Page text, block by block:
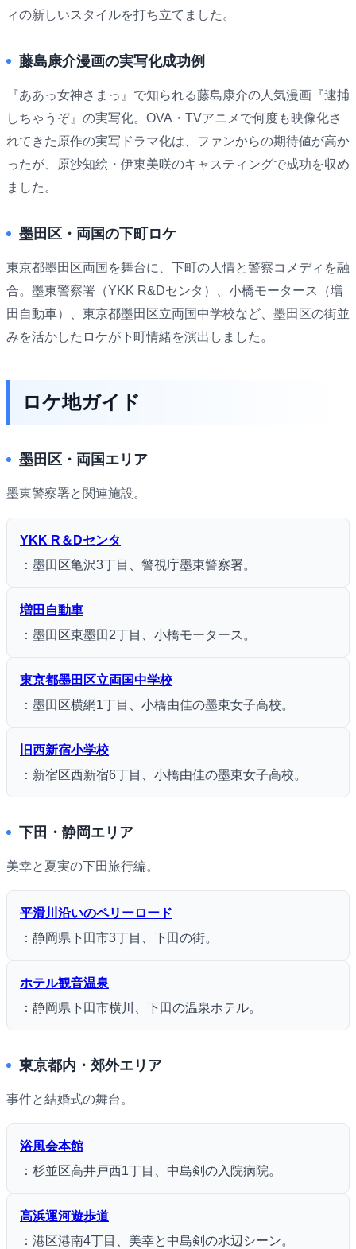
ィの新しいスタイルを打ち立てました。
藤島康介漫画の実写化成功例
『ああっ女神さまっ』で知られる藤島康介の人気漫画『逮捕
しちゃうぞ』の実写化。OVA・TVアニメで何度も映像化さ
れてきた原作の実写ドラマ化は、ファンからの期待値が高か
ったが、原沙知絵・伊東美咲のキャスティングで成功を収め
ました。
墨田区・両国の下町ロケ
東京都墨田区両国を舞台に、下町の人情と警察コメディを融
合。墨東警察署（YKK R&Dセンタ）、小橋モータース（増
田自動車）、東京都墨田区立両国中学校など、墨田区の街並
みを活かしたロケが下町情緒を演出しました。
ロケ地ガイド
墨田区・両国エリア
墨東警察署と関連施設。
YKK R＆Dセンタ
：墨田区亀沢3丁目、警視庁墨東警察署。
増田自動車
：墨田区東墨田2丁目、小橋モータース。
東京都墨田区立両国中学校
：墨田区横網1丁目、小橋由佳の墨東女子高校。
旧西新宿小学校
：新宿区西新宿6丁目、小橋由佳の墨東女子高校。
下田・静岡エリア
美幸と夏実の下田旅行編。
平滑川沿いのペリーロード
：静岡県下田市3丁目、下田の街。
ホテル観音温泉
：静岡県下田市横川、下田の温泉ホテル。
東京都内・郊外エリア
事件と結婚式の舞台。
浴風会本館
：杉並区高井戸西1丁目、中島剣の入院病院。
高浜運河遊歩道
：港区港南4丁目、美幸と中島剣の水辺シーン。